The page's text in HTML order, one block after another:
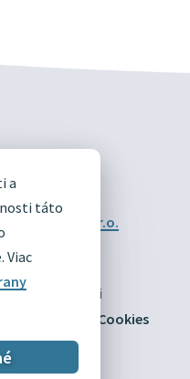
a
táto
Viac
partner s.r.o.
o prístupnosti
Nastaviť Cookies